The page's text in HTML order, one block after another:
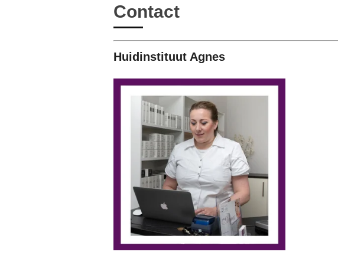
Contact
Huidinstituut Agnes